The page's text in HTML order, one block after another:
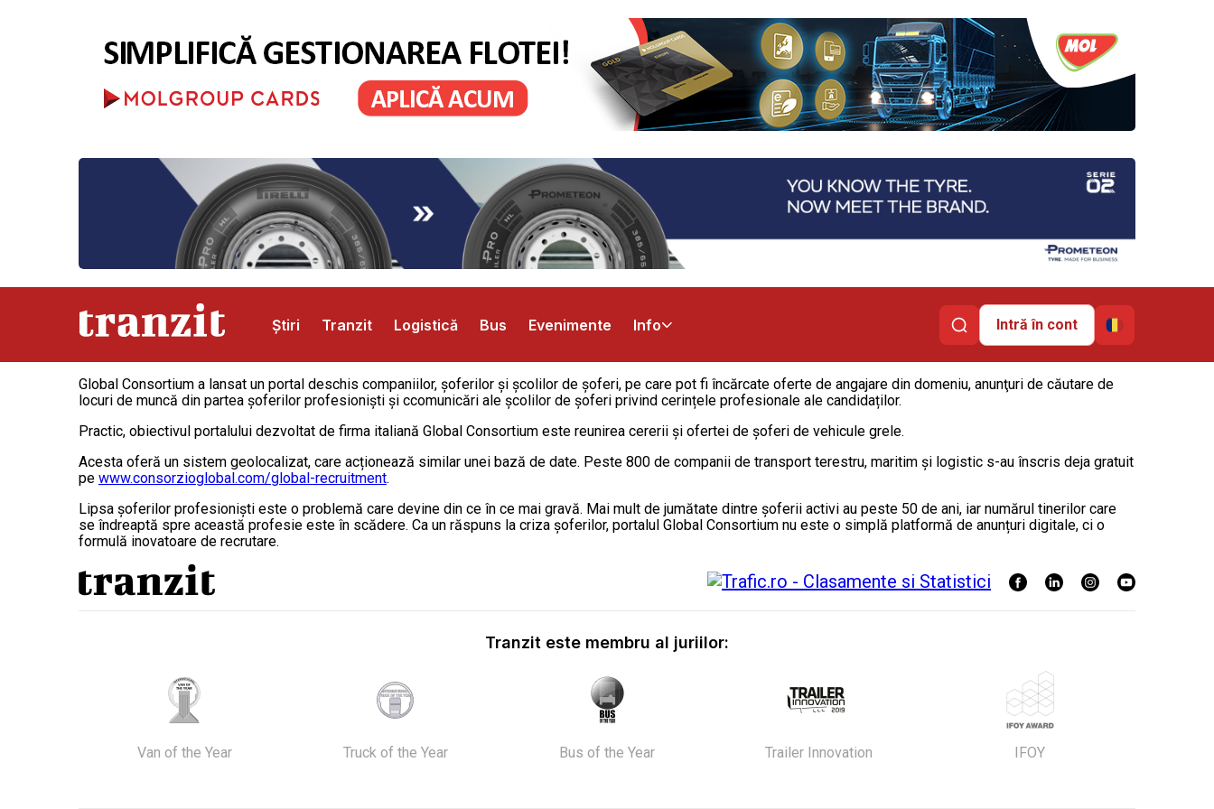
Știri Tranzit Logistică Bus Evenimente Info
Abonamente Publicitate Contact
Intră în cont
Global Consortium a lansat un portal deschis companiilor, șoferilor și școlilor de șoferi, pe care pot fi încărcate oferte de angajare din domeniu, anunţuri de căutare de
locuri de muncă din partea șoferilor profesionişti și ccomunicări ale școlilor de șoferi privind cerințele profesionale ale candidaților.
Practic, obiectivul portalului dezvoltat de firma italiană Global Consortium este reunirea cererii și ofertei de șoferi de vehicule grele.
Acesta oferă un sistem geolocalizat, care acționează similar unei bază de date. Peste 800 de companii de transport terestru, maritim și logistic s-au înscris deja gratuit
pe www.consorzioglobal.com/global-recruitment.
Lipsa șoferilor profesionişti este o problemă care devine din ce în ce mai gravă. Mai mult de jumătate dintre şoferii activi au peste 50 de ani, iar numărul tinerilor care
se îndreaptă spre această profesie este în scădere. Ca un răspuns la criza şoferilor, portalul Global Consortium nu este o simplă platformă de anunțuri digitale, ci o
formulă inovatoare de recrutare.
Tranzit este membru al juriilor:
Van of the Year Truck of the Year Bus of the Year Trailer Innovation IFOY